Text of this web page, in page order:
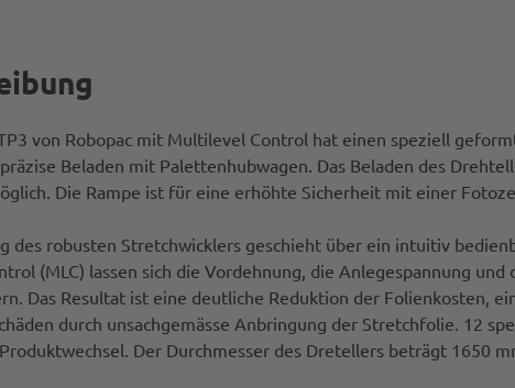
von Robopac mit Multilevel Control hat einen speziell
Beladen mit Palettenhubwagen. Das Beladen des
Die Rampe ist für eine erhöhte Sicherheit mit einer
des robusten Stretchwicklers geschieht über ein intuitiv
(MLC) lassen sich die Vordehnung, die Anlegespannung
Das Resultat ist eine deutliche Reduktion der Folienkosten,
durch unsachgemässe Anbringung der Stretchfolie. 12
Der Durchmesser des Dretellers beträgt 1650